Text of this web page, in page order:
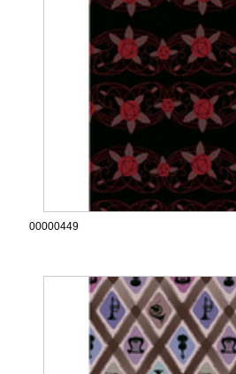
00000449